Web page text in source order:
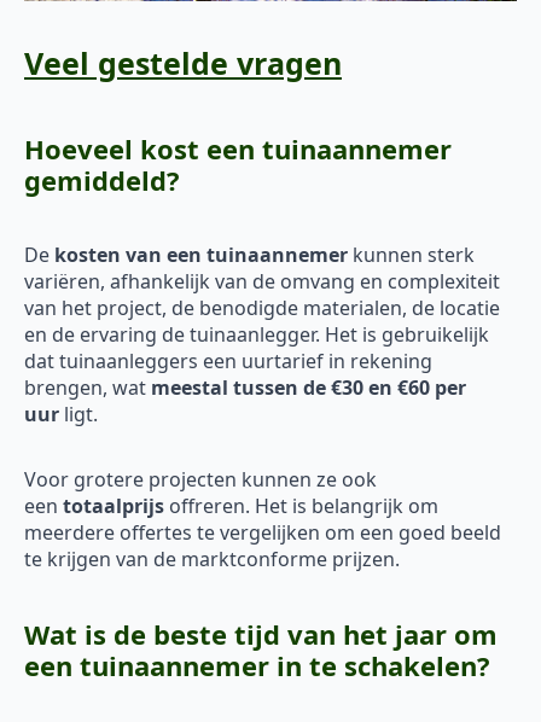
Veel gestelde vragen
Hoeveel kost een tuinaannemer
gemiddeld?
De kosten van een tuinaannemer kunnen sterk
variëren, afhankelijk van de omvang en complexiteit
van het project, de benodigde materialen, de locatie
en de ervaring de tuinaanlegger. Het is gebruikelijk
dat tuinaanleggers een uurtarief in rekening
brengen, wat meestal tussen de €30 en €60 per
uur ligt.
Voor grotere projecten kunnen ze ook
een totaalprijs offreren. Het is belangrijk om
meerdere offertes te vergelijken om een goed beeld
te krijgen van de marktconforme prijzen.
Wat is de beste tijd van het jaar om
een tuinaannemer in te schakelen?